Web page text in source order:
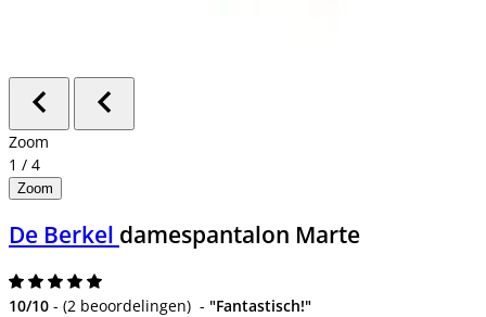
Zoom
1 / 4
Zoom
De Berkel damespantalon Marte
10/10 - (2 beoordelingen) - "Fantastisch!"